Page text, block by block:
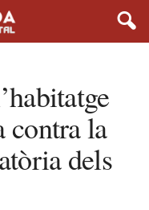
contra la
dels